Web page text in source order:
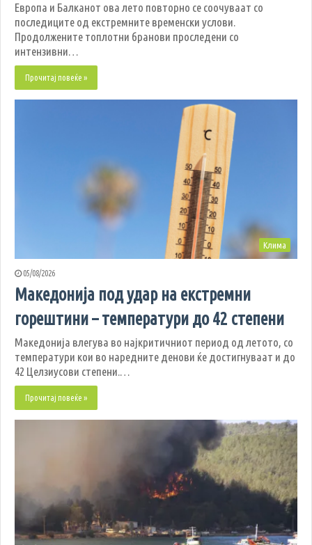
Европа и Балканот ова лето повторно се соочуваат со
последиците од екстремните временски услови.
Продолжените топлотни бранови проследени со
интензивни…
Прочитај повеќе »
Клима
05/08/2026
Македонија под удар на екстремни
горештини – температури до 42 степени
Македонија влегува во најкритичниот период од летото, со
температури кои во наредните денови ќе достигнуваат и до
42 Целзиусови степени.…
Прочитај повеќе »